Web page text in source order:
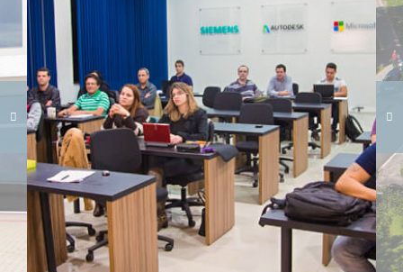
Carregando galeria...